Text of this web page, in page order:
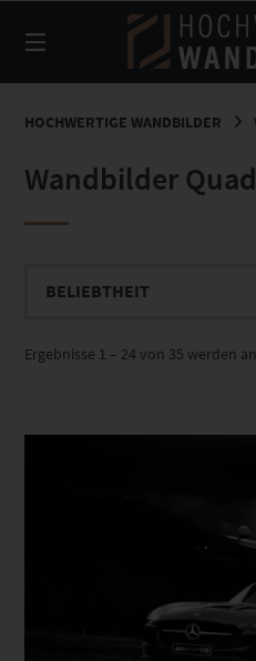
zum
Inhalt
HOCHWERTIGE WANDBILDER
Wandbilder
Ergebnisse 1 – 24 von 35 werden
Dieses